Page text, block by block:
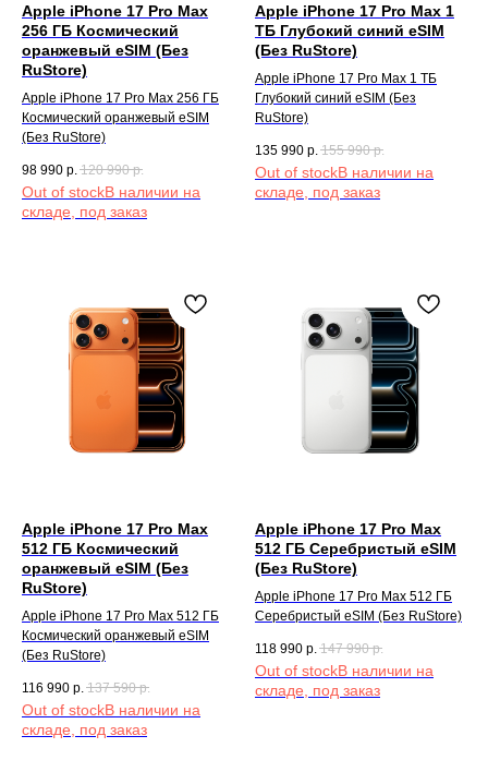
Apple iPhone 17 Pro Max
256 ГБ Космический
оранжевый eSIM (Без
RuStore)
Apple iPhone 17 Pro Max 256 ГБ
Космический оранжевый eSIM
(Без RuStore)
98 990 р. 120 990 р.
Out of stock
Apple iPhone 17 Pro Max 1
TБ Глубокий синий eSIM
(Без RuStore)
Apple iPhone 17 Pro Max 1 TБ
Глубокий синий eSIM (Без
RuStore)
135 990 р. 155 990 р.
Out of stock
Apple iPhone 17 Pro Max
512 ГБ Космический
оранжевый eSIM (Без
RuStore)
Apple iPhone 17 Pro Max 512 ГБ
Космический оранжевый eSIM
(Без RuStore)
116 990 р. 137 590 р.
Out of stock
Apple iPhone 17 Pro Max
512 ГБ Серебристый eSIM
(Без RuStore)
Apple iPhone 17 Pro Max 512 ГБ
Серебристый eSIM (Без RuStore)
118 990 р. 147 990 р.
Out of stock